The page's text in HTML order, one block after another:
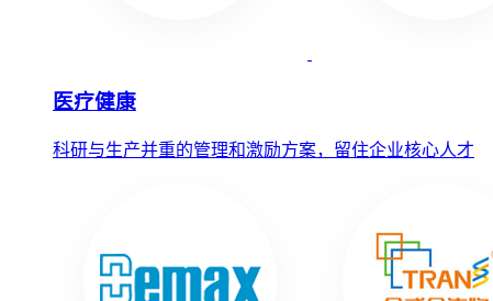
医疗健康
科研与生产并重的管理和激励方案，留住企业核心人才